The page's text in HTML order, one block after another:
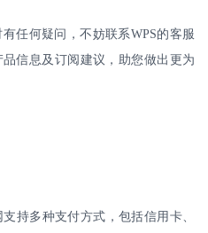
任何疑问，不妨联系WPS的客服
品信息及订阅建议，助您做出更为
支持多种支付方式，包括信用卡、